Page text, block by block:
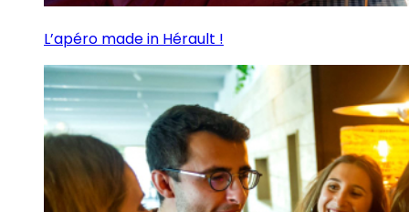
L’apéro made in Hérault !